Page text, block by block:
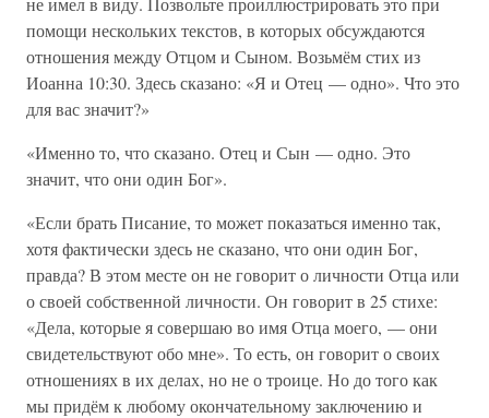
помощи нескольких текстов, в которых обсуждаются
отношения между Отцом и Сыном. Возьмём стих из
Иоанна 10:30. Здесь сказано: «Я и Отец — одно». Что это
для вас значит?»
«Именно то, что сказано. Отец и Сын — одно. Это
значит, что они один Бог».
«Если брать Писание, то может показаться именно так,
хотя фактически здесь не сказано, что они один Бог,
правда? В этом месте он не говорит о личности Отца или
о своей собственной личности. Он говорит в 25 стихе:
«Дела, которые я совершаю во имя Отца моего, — они
свидетельствуют обо мне». То есть, он говорит о своих
отношениях в их делах, но не о троице. Но до того как
мы придём к любому окончательному заключению и